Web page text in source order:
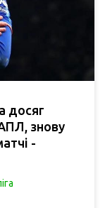
досяг
знову
-